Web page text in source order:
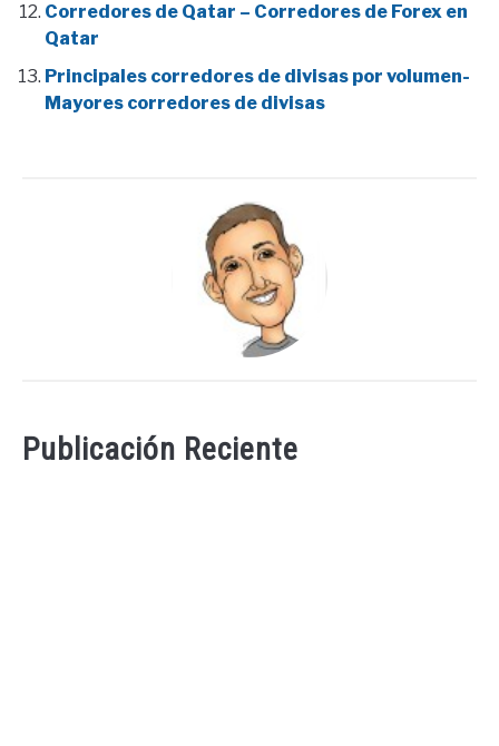
Corredores de Qatar – Corredores de Forex en
Qatar
Principales corredores de divisas por volumen-
Mayores corredores de divisas
Publicación Reciente